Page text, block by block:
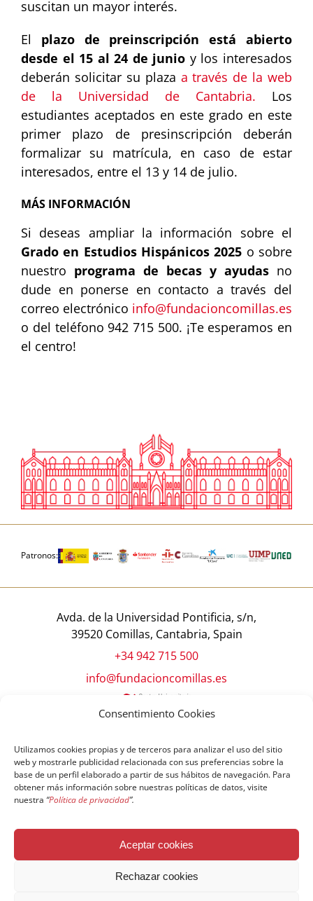
Consentimiento Cookies
Utilizamos cookies propias y de terceros para analizar el uso del sitio
web y mostrarle publicidad relacionada con sus preferencias sobre la
base de un perfil elaborado a partir de sus hábitos de navegación. Para
obtener más información sobre nuestras políticas de datos, visite
nuestra “Política de privacidad”.
Aceptar cookies
Rechazar cookies
suscitan un mayor interés.
El plazo de preinscripción está abierto
desde el 15 al 24 de junio y los interesados
deberán solicitar su plaza a través de la web
de la Universidad de Cantabria. Los
estudiantes aceptados en este grado en este
primer plazo de presinscripción deberán
formalizar su matrícula, en caso de estar
interesados, entre el 13 y 14 de julio.
MÁS INFORMACIÓN
Si deseas ampliar la información sobre el
Grado en Estudios Hispánicos 2025 o sobre
nuestro programa de becas y ayudas no
dude en ponerse en contacto a través del
correo electrónico info@fundacioncomillas.es
o del teléfono 942 715 500. ¡Te esperamos en
el centro!
Patronos:
Avda. de la Universidad Pontificia, s/n,
39520 Comillas, Cantabria, Spain
+34 942 715 500
info@fundacioncomillas.es
© Copyright Fundación Comillas
Política de cookies
Política de privacidad
Aviso legal